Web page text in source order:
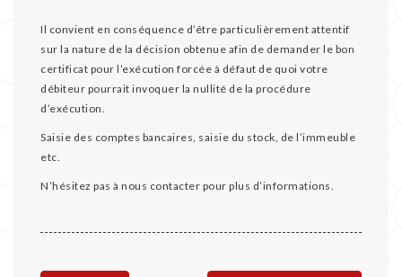
Il convient en conséquence d’être particulièrement attentif
sur la nature de la décision obtenue afin de demander le bon
certificat pour l’exécution forcée à défaut de quoi votre
débiteur pourrait invoquer la nullité de la procédure
d’exécution.
Saisie des comptes bancaires, saisie du stock, de l’immeuble
etc.
N’hésitez pas à nous contacter pour plus d’informations.